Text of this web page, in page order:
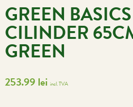
GREEN BASICS
CILINDER
GREEN
253.99 lei incl. TVA